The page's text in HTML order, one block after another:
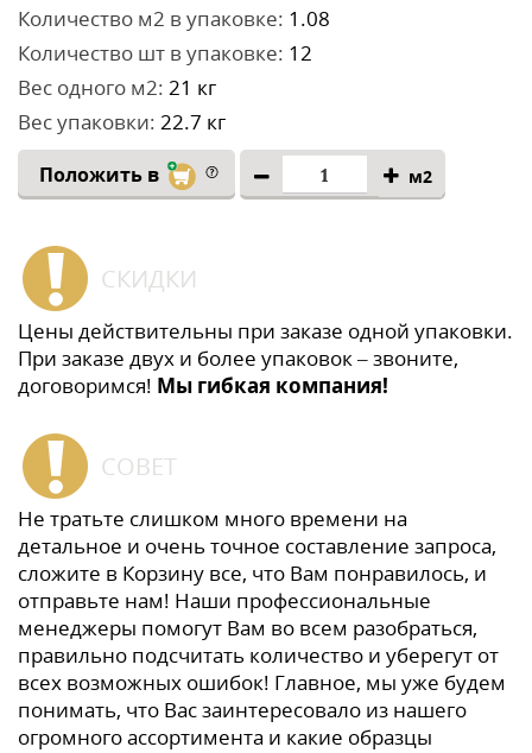
Количество м2 в упаковке: 1.08
Количество шт в упаковке: 12
Вес одного м2: 21 кг
Вес упаковки: 22.7 кг
Положить в м2
СКИДКИ
Цены действительны при заказе одной упаковки.
При заказе двух и более упаковок – звоните,
договоримся! Мы гибкая компания!
СОВЕТ
Не тратьте слишком много времени на
детальное и очень точное составление запроса,
сложите в Корзину все, что Вам понравилось, и
отправьте нам! Наши профессиональные
менеджеры помогут Вам во всем разобраться,
правильно подсчитать количество и уберегут от
всех возможных ошибок! Главное, мы уже будем
понимать, что Вас заинтересовало из нашего
огромного ассортимента и какие образцы